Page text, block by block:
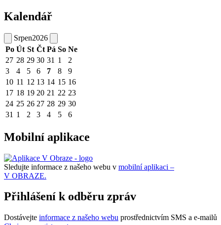
Kalendář
Srpen2026
Po Út St Čt Pá So Ne
27 28 29 30 31 1
2
3
4 5 6 7 8
9
10 11 12 13 14 15 16
17 18 19 20 21 22 23
24 25 26 27 28 29 30
31 1 2 3 4 5 6
Mobilní aplikace
Sledujte informace z našeho webu v mobilní aplikaci –
V OBRAZE.
Přihlášení k odběru zpráv
Dostávejte informace z našeho webu prostřednictvím SMS a e-mailů